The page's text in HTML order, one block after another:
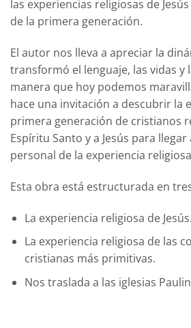
las experiencias religiosas de
de la primera generación.
El autor nos lleva a apreciar la
transformó el lenguaje, las vidas y
manera que hoy podemos
hace una invitación a descubrir la
primera generación de cristianos
Espíritu Santo y a Jesús para
personal de la experiencia
Esta obra está estructurada en
La experiencia religiosa de Jesús.
La experiencia religiosa de las
cristianas más primitivas.
Nos traslada a las iglesias